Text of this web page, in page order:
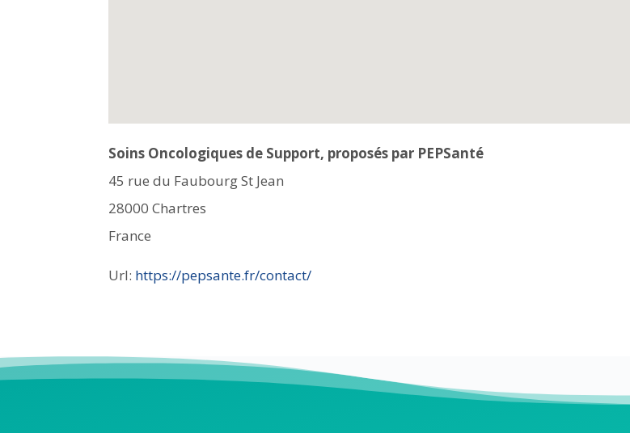
Soins Oncologiques de Support, proposés par PEPSanté
45 rue du Faubourg St Jean
28000Chartres
France
Url: https://pepsante.fr/contact/